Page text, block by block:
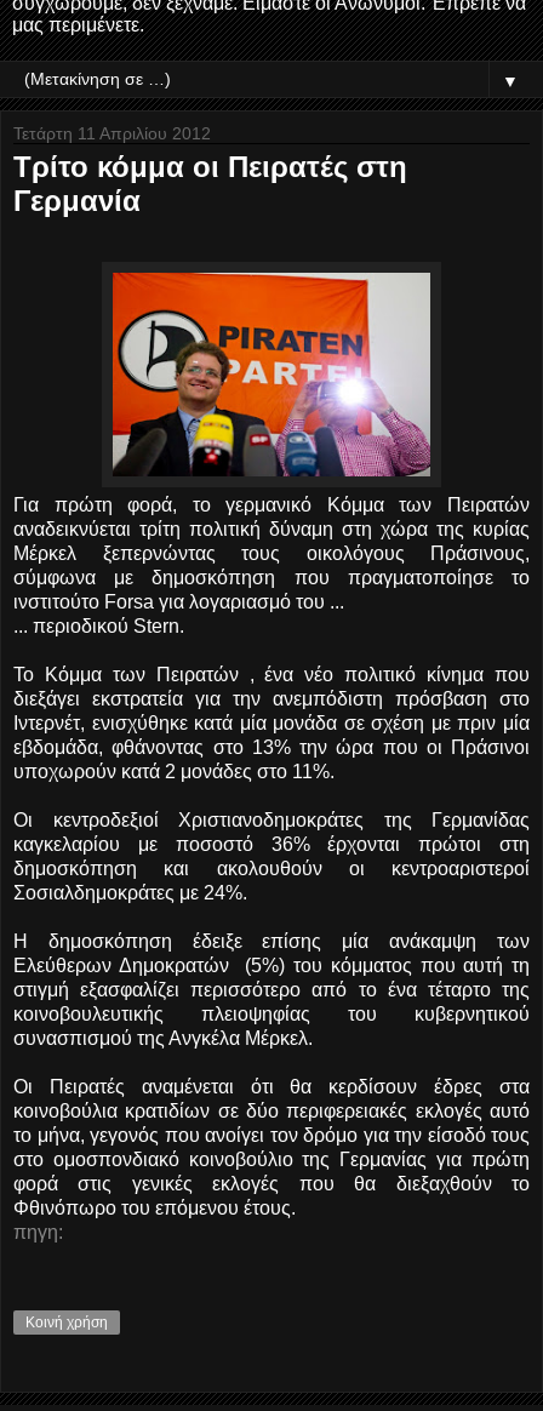
μας περιμένετε.
▼
Τετάρτη 11 Απριλίου 2012
Τρίτο κόμμα οι Πειρατές στη
Γερμανία
Για πρώτη φορά, το γερμανικό Κόμμα των Πειρατών
αναδεικνύεται τρίτη πολιτική δύναμη στη χώρα της κυρίας
Μέρκελ ξεπερνώντας τους οικολόγους Πράσινους,
σύμφωνα με δημοσκόπηση που πραγματοποίησε το
ινστιτούτο Forsa για λογαριασμό του ...
... περιοδικού Stern.
Το Κόμμα των Πειρατών , ένα νέο πολιτικό κίνημα που
διεξάγει εκστρατεία για την ανεμπόδιστη πρόσβαση στο
Ιντερνέτ, ενισχύθηκε κατά μία μονάδα σε σχέση με πριν μία
εβδομάδα, φθάνοντας στο 13% την ώρα που οι Πράσινοι
υποχωρούν κατά 2 μονάδες στο 11%.
Οι κεντροδεξιοί Χριστιανοδημοκράτες της Γερμανίδας
καγκελαρίου με ποσοστό 36% έρχονται πρώτοι στη
δημοσκόπηση και ακολουθούν οι κεντροαριστεροί
Σοσιαλδημοκράτες με 24%.
Η δημοσκόπηση έδειξε επίσης μία ανάκαμψη των
Ελεύθερων Δημοκρατών (5%) του κόμματος που αυτή τη
στιγμή εξασφαλίζει περισσότερο από το ένα τέταρτο της
κοινοβουλευτικής πλειοψηφίας του κυβερνητικού
συνασπισμού της Ανγκέλα Μέρκελ.
Οι Πειρατές αναμένεται ότι θα κερδίσουν έδρες στα
κοινοβούλια κρατιδίων σε δύο περιφερειακές εκλογές αυτό
το μήνα, γεγονός που ανοίγει τον δρόμο για την είσοδό τους
στο ομοσπονδιακό κοινοβούλιο της Γερμανίας για πρώτη
φορά στις γενικές εκλογές που θα διεξαχθούν το
Φθινόπωρο του επόμενου έτους.
πηγη:
Κοινή χρήση